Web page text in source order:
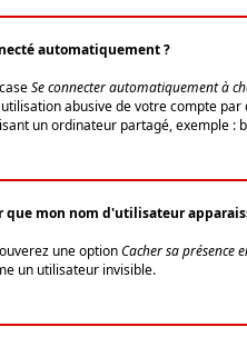
automatiquement ?
Se connecter automatiquement à
abusive de votre compte
un ordinateur partagé, exemple :
que mon nom d'utilisateur
une optionCacher sa présence
un utilisateur invisible.